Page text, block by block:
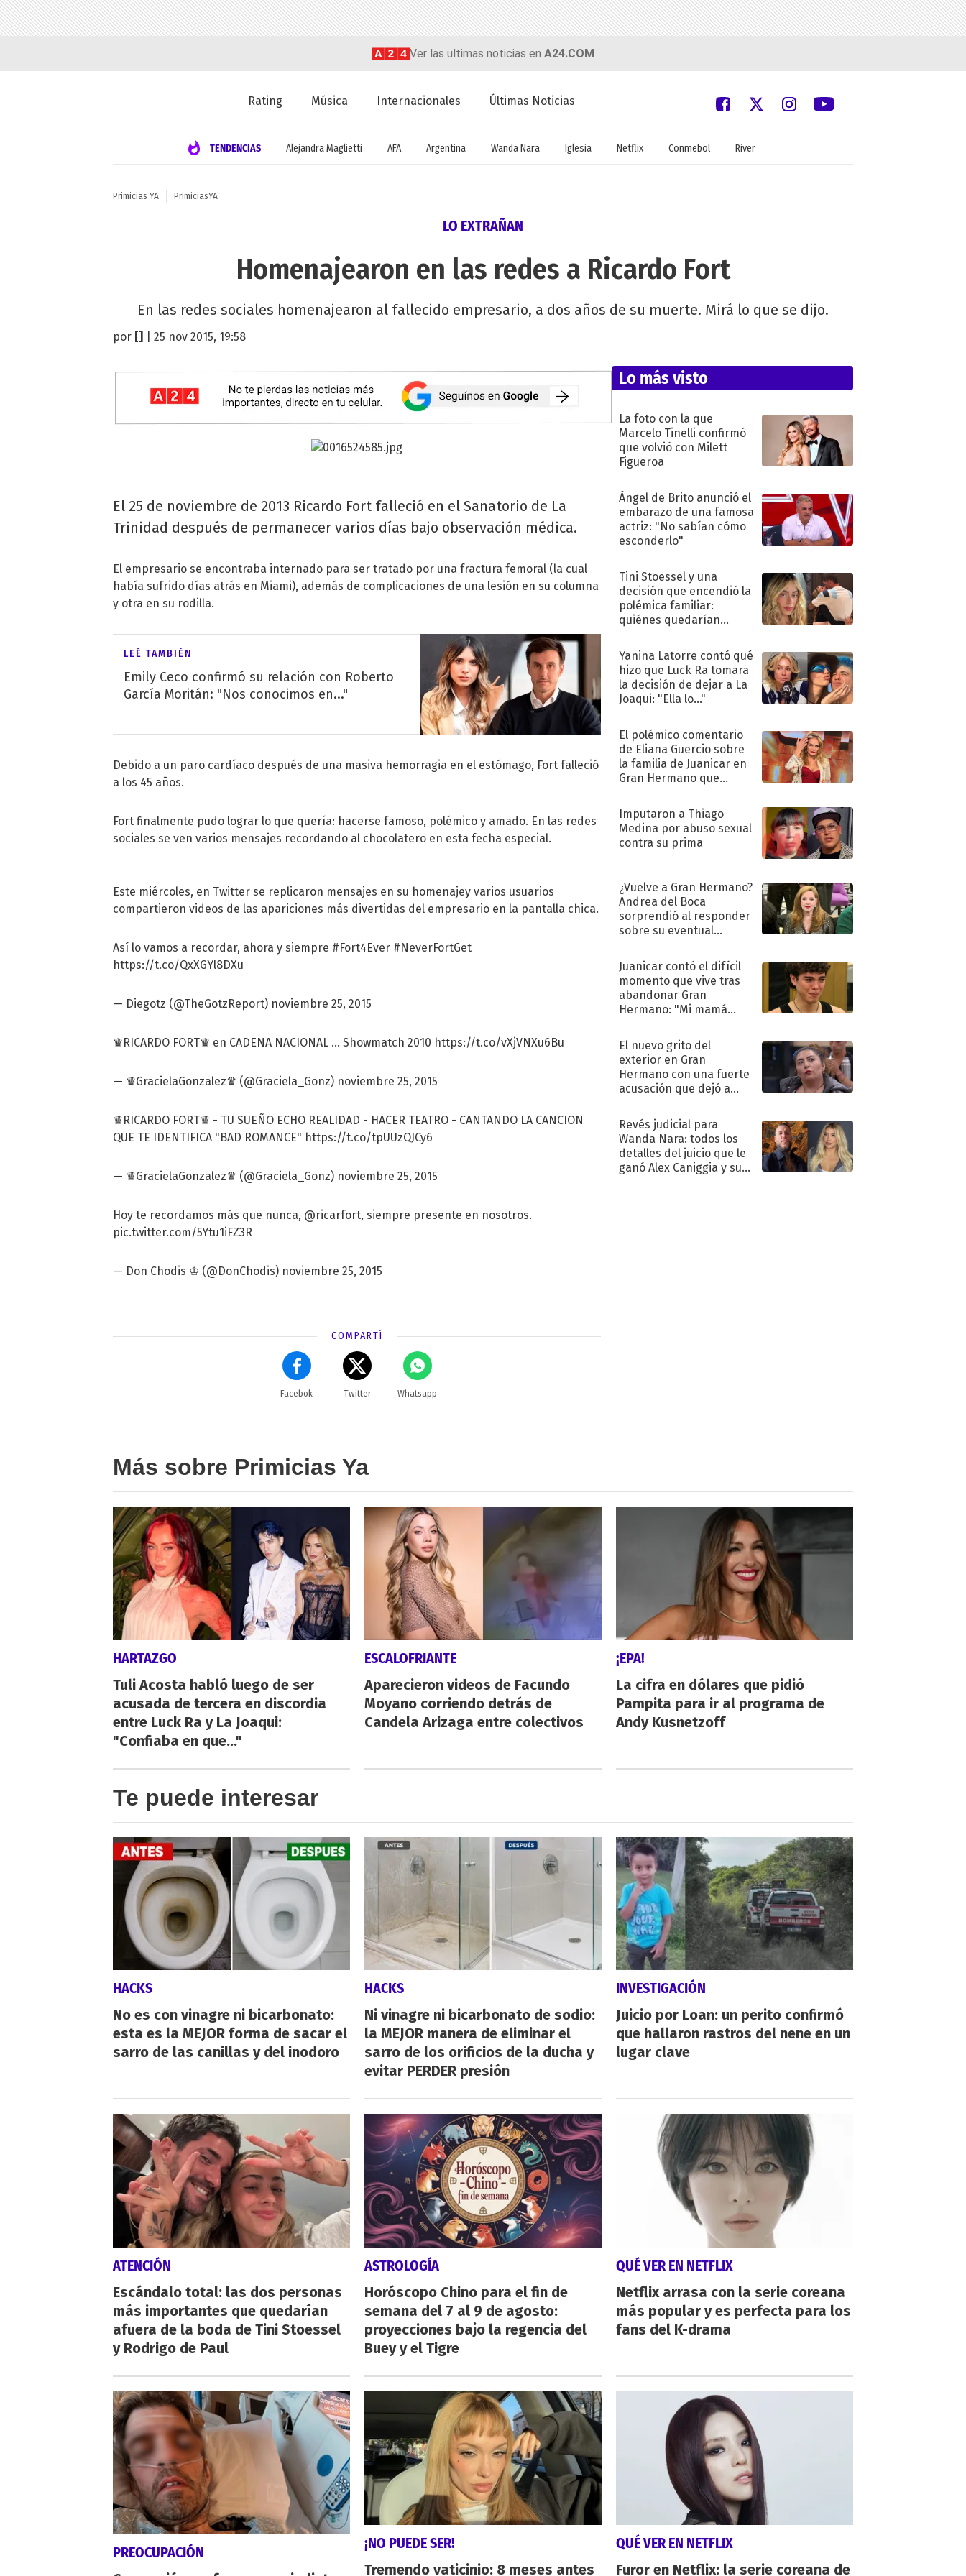
Ver las ultimas noticias en A24.COM
Rating Música Internacionales Últimas Noticias
TENDENCIAS Alejandra Maglietti AFA Argentina Wanda Nara Iglesia Netflix Conmebol River
Primicias YA PrimiciasYA
LO EXTRAÑAN
Homenajearon en las redes a Ricardo Fort
En las redes sociales homenajearon al fallecido empresario, a dos años de su muerte. Mirá lo que se dijo.
por | 25 nov 2015, 19:58
El 25 de noviembre de 2013 Ricardo Fort falleció en el Sanatorio de La
Trinidad después de permanecer varios días bajo observación médica.
El empresario se encontraba internado para ser tratado por una fractura femoral (la cual
había sufrido días atrás en Miami), además de complicaciones de una lesión en su columna
y otra en su rodilla.
LEÉ TAMBIÉN
Emily Ceco confirmó su relación con Roberto
García Moritán: "Nos conocimos en..."
Debido a un paro cardíaco después de una masiva hemorragia en el estómago, Fort falleció
a los 45 años.
Fort finalmente pudo lograr lo que quería: hacerse famoso, polémico y amado. En las redes
sociales se ven varios mensajes recordando al chocolatero en esta fecha especial.
Este miércoles, en Twitter se replicaron mensajes en su homenajey varios usuarios
compartieron videos de las apariciones más divertidas del empresario en la pantalla chica.
Así lo vamos a recordar, ahora y siempre #Fort4Ever #NeverFortGet
https://t.co/QxXGYl8DXu
— Diegotz (@TheGotzReport) noviembre 25, 2015
♛RICARDO FORT♛ en CADENA NACIONAL ... Showmatch 2010 https://t.co/vXjVNXu6Bu
— ♛GracielaGonzalez♛ (@Graciela_Gonz) noviembre 25, 2015
♛RICARDO FORT♛ - TU SUEÑO ECHO REALIDAD - HACER TEATRO - CANTANDO LA CANCION
QUE TE IDENTIFICA "BAD ROMANCE" https://t.co/tpUUzQJCy6
— ♛GracielaGonzalez♛ (@Graciela_Gonz) noviembre 25, 2015
Hoy te recordamos más que nunca, @ricarfort, siempre presente en nosotros.
pic.twitter.com/5Ytu1iFZ3R
— Don Chodis ♔ (@DonChodis) noviembre 25, 2015
COMPARTÍ
Facebok Twitter Whatsapp
Lo más visto
La foto con la que
Marcelo Tinelli confirmó
que volvió con Milett
Figueroa
Ángel de Brito anunció el
embarazo de una famosa
actriz: "No sabían cómo
esconderlo"
Tini Stoessel y una
decisión que encendió la
polémica familiar:
quiénes quedarían
Yanina Latorre contó qué
hizo que Luck Ra tomara
la decisión de dejar a La
Joaqui: "Ella lo..."
El polémico comentario
de Eliana Guercio sobre
la familia de Juanicar en
Gran Hermano que
Imputaron a Thiago
Medina por abuso sexual
contra su prima
¿Vuelve a Gran Hermano?
Andrea del Boca
sorprendió al responder
sobre su eventual
Juanicar contó el difícil
momento que vive tras
abandonar Gran
Hermano: "Mi mamá
El nuevo grito del
exterior en Gran
Hermano con una fuerte
acusación que dejó a
"Traidora"
Revés judicial para
Wanda Nara: todos los
detalles del juicio que le
ganó Alex Caniggia y sus
Más sobre Primicias Ya
HARTAZGO
Tuli Acosta habló luego de ser
acusada de tercera en discordia
entre Luck Ra y La Joaqui:
"Confiaba en que..."
ESCALOFRIANTE
Aparecieron videos de Facundo
Moyano corriendo detrás de
Candela Arizaga entre colectivos
¡EPA!
La cifra en dólares que pidió
Pampita para ir al programa de
Andy Kusnetzoff
Te puede interesar
HACKS
No es con vinagre ni bicarbonato:
esta es la MEJOR forma de sacar el
sarro de las canillas y del inodoro
HACKS
Ni vinagre ni bicarbonato de sodio:
la MEJOR manera de eliminar el
sarro de los orificios de la ducha y
evitar PERDER presión
INVESTIGACIÓN
Juicio por Loan: un perito confirmó
que hallaron rastros del nene en un
lugar clave
ATENCIÓN
Escándalo total: las dos personas
más importantes que quedarían
afuera de la boda de Tini Stoessel
y Rodrigo de Paul
ASTROLOGÍA
Horóscopo Chino para el fin de
semana del 7 al 9 de agosto:
proyecciones bajo la regencia del
Buey y el Tigre
QUÉ VER EN NETFLIX
Netflix arrasa con la serie coreana
más popular y es perfecta para los
fans del K-drama
PREOCUPACIÓN
¡NO PUEDE SER!
Tremendo vaticinio: 8 meses antes
QUÉ VER EN NETFLIX
Furor en Netflix: la serie coreana de